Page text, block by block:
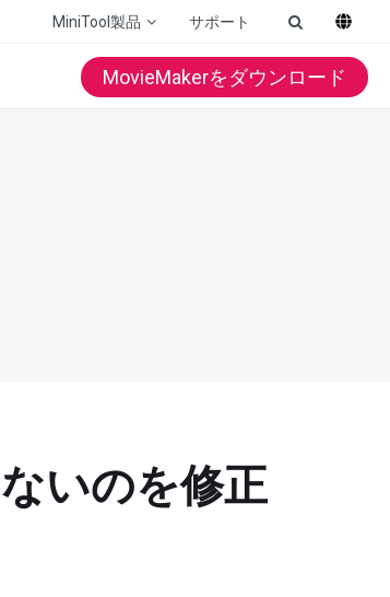
MiniTool製品 サポート
MovieMakerをダウンロード
いのを修正